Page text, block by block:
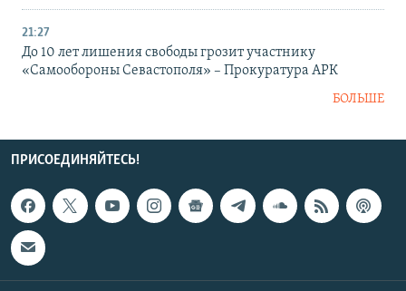
21:27
До 10 лет лишения свободы грозит участнику
«Самообороны Севастополя» – Прокуратура АРК
БОЛЬШЕ
ПРИСОЕДИНЯЙТЕСЬ!